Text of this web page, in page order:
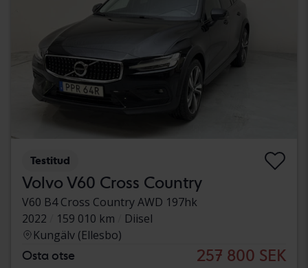
Testitud
Volvo V60 Cross Country
V60 B4 Cross Country AWD 197hk
2022
159 010 km
Diisel
Kungälv (Ellesbo)
Osta otse 257 800 SEK